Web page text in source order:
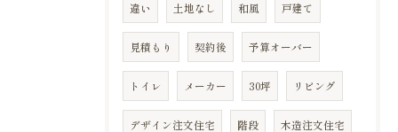
違い 土地なし 和風 戸建て
見積もり 契約後 予算オーバー
トイレ メーカー 30坪 リビング
デザイン注文住宅 階段 木造注文住宅